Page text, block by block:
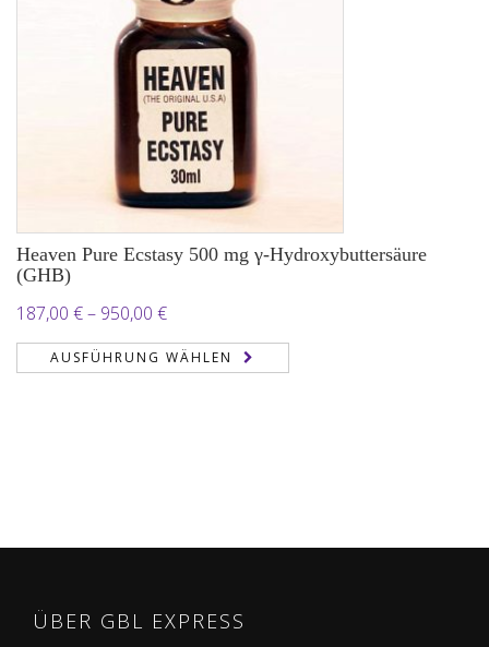
Heaven Pure Ecstasy 500 mg γ-Hydroxybuttersäure
(GHB)
187,00 €– 950,00 €Preisspanne:
187,00 €
bis
AUSFÜHRUNG WÄHLEN
ÜBER GBL EXPRESS